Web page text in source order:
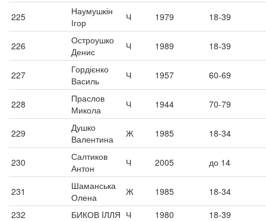
225
Наумушкін
Ігор
Ч 1979 18-39
226
Остроушко
Денис
Ч 1989 18-39
227
Гордієнко
Василь
Ч 1957 60-69
228
Праслов
Микола
Ч 1944 70-79
229
Душко
Валентина
Ж 1985 18-34
230
Салтиков
Антон
Ч 2005 до 14
231
Шаманська
Олена
Ж 1985
18-34
232
БИКОВ IЛЛЯ Ч 1980
18-39